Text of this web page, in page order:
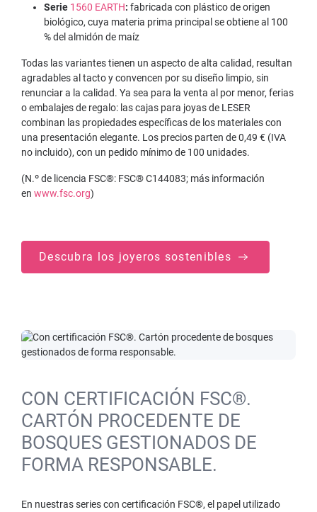
Serie 1560 EARTH: fabricada con plástico de origen
biológico, cuya materia prima principal se obtiene al 100
% del almidón de maíz
Todas las variantes tienen un aspecto de alta calidad, resultan
agradables al tacto y convencen por su diseño limpio, sin
renunciar a la calidad. Ya sea para la venta al por menor, ferias
o embalajes de regalo: las cajas para joyas de LESER
combinan las propiedades específicas de los materiales con
una presentación elegante. Los precios parten de 0,49 € (IVA
no incluido), con un pedido mínimo de 100 unidades.
(N.º de licencia FSC®: FSC® C144083; más información
en www.fsc.org)
Descubra los joyeros sostenibles
CON CERTIFICACIÓN FSC®.
CARTÓN PROCEDENTE DE
BOSQUES GESTIONADOS DE
FORMA RESPONSABLE.
En nuestras series con certificación FSC®, el papel utilizado